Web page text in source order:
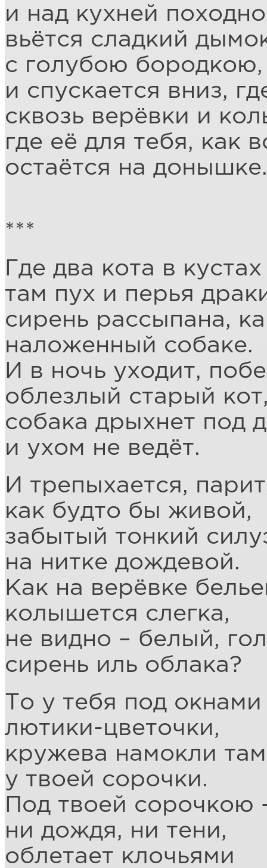
и над кухней
вьётся сладкий
с голубою бородкою,
и спускается вниз,
сквозь верёвки и
где её для тебя, как
остаётся на донышке.
***
Где два кота в
там пух и перья
сирень рассыпана,
наложенный собаке.
И в ночь уходит,
облезлый старый
собака дрыхнет под
и ухом не ведёт.
И трепыхается,
как будто бы живой,
забытый тонкий
на нитке дождевой.
Как на верёвке
колышется слегка,
не видно – белый,
сирень иль облака?
То у тебя под окнами
лютики-цветочки,
кружева намокли там
у твоей сорочки.
Под твоей сорочкою
ни дождя, ни тени,
облетает клочьями